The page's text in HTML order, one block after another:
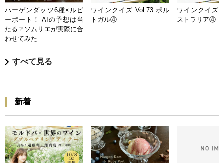
ハーゲンダッツ6種×ルビ
ーポート！ AIの予想は当
たる？ソムリエが実際に合
わせてみた
ワインクイズ Vol.73 ポル
トガル④
ワインクイズ
ストラリア④
すべて見る
新着